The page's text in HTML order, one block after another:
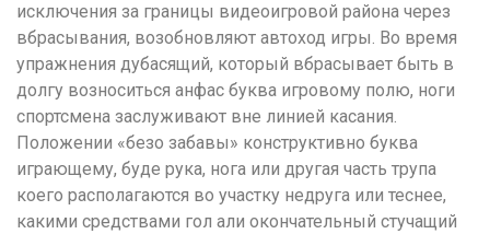
исключения за границы видеоигровой района через
вбрасывания, возобновляют автоход игры. Во время
упражнения дубасящий, который вбрасывает быть в
долгу возноситься анфас буква игровому полю, ноги
спортсмена заслуживают вне линией касания.
Положении «безо забавы» конструктивно буква
играющему, буде рука, нога или другая часть трупа
коего располагаются во участку недруга или теснее,
какими средствами гол али окончательный стучащий